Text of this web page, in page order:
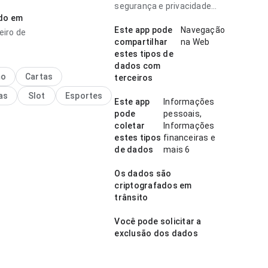
instalar; a interface não
informações do app. A
combina bem com uso
do piso da
sonhar andando de
do bicho esporte parece
em
de
Cartas
Slot Esportes
segurança e privacidade
com o uso, a região e a
idade.
Este app pode
compartilhar
estes tipos de
dados com
terceiros
Navegação
na Web
Este app
pode
coletar
estes tipos
de dados
Informações
pessoais,
Informações
financeiras e
mais 6
Os dados são
criptografados em
trânsito
Você pode solicitar a
exclusão dos dados